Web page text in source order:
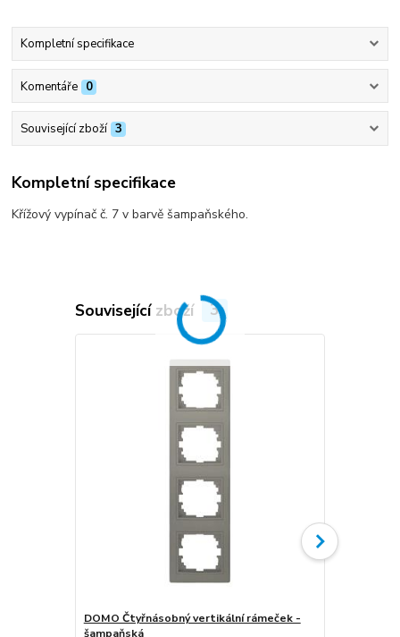
Kompletní specifikace
Komentáře 0
Související zboží 3
Kompletní specifikace
Křížový vypínač č. 7 v barvě šampaňského.
Související zboží 3
DOMO Čtyřnásobný vertikální rámeček -
šampaňská